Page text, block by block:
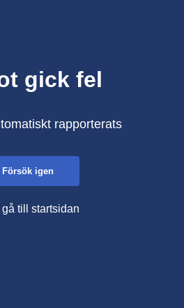
gick fel
rapporterats
Försök igen
gå till startsidan